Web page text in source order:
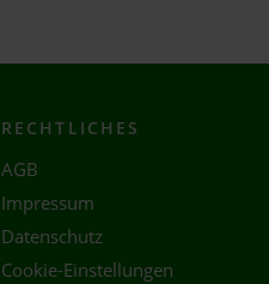
RECHTLICHES
AGB
Impressum
Datenschutz
Cookie-Einstellungen